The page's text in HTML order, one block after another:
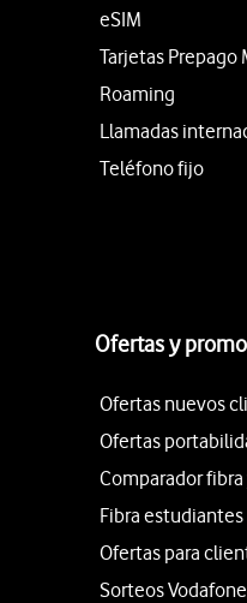
eSIM
Tarjetas Prepago
Roaming
Llamadas
Teléfono fijo
Ofertas y
Ofertas nuevos
Ofertas
Comparador
Fibra estudiantes
Ofertas para
Sorteos Vodafone